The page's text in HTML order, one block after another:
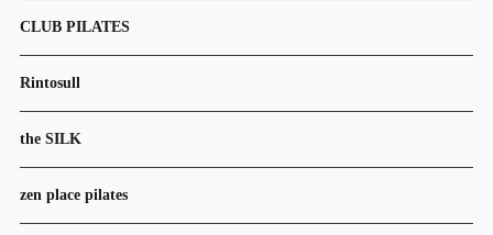
CLUB PILATES
Rintosull
the SILK
zen place pilates